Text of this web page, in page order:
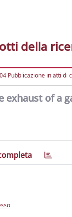
della
04 Pubblicazione in atti di
exhaust of a